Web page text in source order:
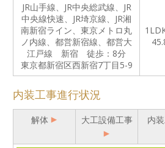
JR山手線、JR中央総武線、JR
中央線快速、JR埼京線、JR湘
南新宿ライン、東京メトロ丸
ノ内線、都営新宿線、都営大
江戸線 新宿 徒歩：8分
東京都新宿区西新宿7丁目5-9
内装工事進行状況
解体 大工設備工事 内